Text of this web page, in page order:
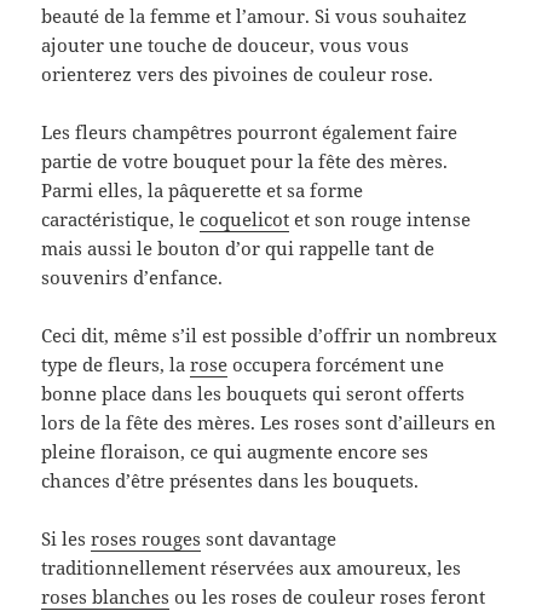
beauté de la femme et l’amour. Si vous souhaitez
ajouter une touche de douceur, vous vous
orienterez vers des pivoines de couleur rose.
Les fleurs champêtres pourront également faire
partie de votre bouquet pour la fête des mères.
Parmi elles, la pâquerette et sa forme
caractéristique, lecoquelicot et son rouge intense
mais aussi le bouton d’or qui rappelle tant de
souvenirs d’enfance.
Ceci dit, même s’il est possible d’offrir un nombreux
type de fleurs, larose occupera forcément une
bonne place dans les bouquets qui seront offerts
lors de la fête des mères. Les roses sont d’ailleurs en
pleine floraison, ce qui augmente encore ses
chances d’être présentes dans les bouquets.
Si lesroses rouges sont davantage
traditionnellement réservées aux amoureux, les
roses blanches ou les roses de couleur roses feront